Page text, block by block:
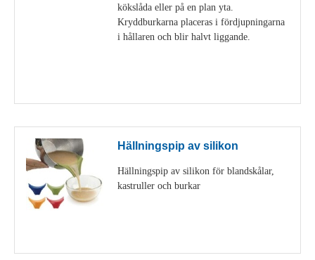
kökslåda eller på en plan yta.
Kryddburkarna placeras i fördjupningarna
i hållaren och blir halvt liggande.
Hällningspip av silikon
Hällningspip av silikon för blandskålar,
kastruller och burkar